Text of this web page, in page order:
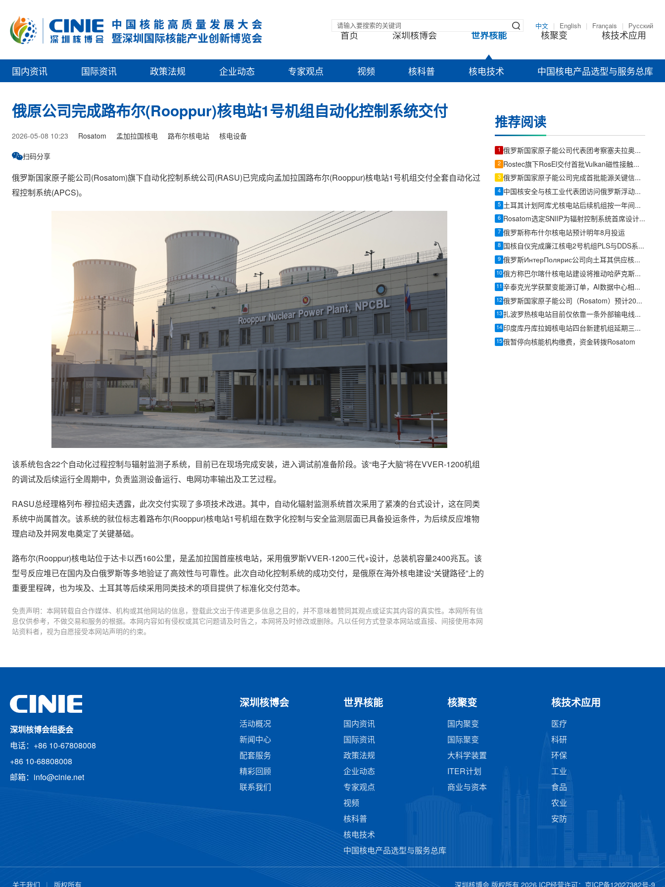
中文 English Français Русский
首页 深圳核博会 世界核能 核聚变 核技术应用
国内资讯 国际资讯 政策法规 企业动态 专家观点 视频 核科普 核电技术 中国核电产品选型与服务总库
俄原公司完成路布尔(Rooppur)核电站1号机组自动化控制系统交付
2026-05-08 10:23 Rosatom 孟加拉国核电 路布尔核电站 核电设备
扫码分享
俄罗斯国家原子能公司(Rosatom)旗下自动化控制系统公司(RASU)已完成向孟加拉国路布尔(Rooppur)核电站1号机组交付全套自动化过
程控制系统(APCS)。
该系统包含22个自动化过程控制与辐射监测子系统，目前已在现场完成安装，进入调试前准备阶段。该“电子大脑”将在VVER-1200机组
的调试及后续运行全周期中，负责监测设备运行、电网功率输出及工艺过程。
RASU总经理格列布·穆拉绍夫透露，此次交付实现了多项技术改进。其中，自动化辐射监测系统首次采用了紧凑的台式设计，这在同类
系统中尚属首次。该系统的就位标志着路布尔(Rooppur)核电站1号机组在数字化控制与安全监测层面已具备投运条件，为后续反应堆物
理启动及并网发电奠定了关键基础。
路布尔(Rooppur)核电站位于达卡以西160公里，是孟加拉国首座核电站，采用俄罗斯VVER-1200三代+设计，总装机容量2400兆瓦。该
型号反应堆已在国内及白俄罗斯等多地验证了高效性与可靠性。此次自动化控制系统的成功交付，是俄原在海外核电建设“关键路径”上的
重要里程碑，也为埃及、土耳其等后续采用同类技术的项目提供了标准化交付范本。
免责声明：本网转载自合作媒体、机构或其他网站的信息，登载此文出于传递更多信息之目的，并不意味着赞同其观点或证实其内容的真实性。本网所有信
息仅供参考，不做交易和服务的根据。本网内容如有侵权或其它问题请及时告之，本网将及时修改或删除。凡以任何方式登录本网站或直接、间接使用本网
站资料者，视为自愿接受本网站声明的约束。
推荐阅读
1 俄罗斯国家原子能公司代表团考察塞夫拉奥放射性废物管理设施
2 Rostec旗下RosEl交付首批Vulkan磁性接触传感器
3 俄罗斯国家原子能公司完成首批能源关键信息基础设施产品认证
4 中国核安全与核工业代表团访问俄罗斯浮动核热电站
5 土耳其计划阿库尤核电站后续机组按一年间隔投产
6 Rosatom选定SNIIP为辐射控制系统首席设计机构，统管核设施放射仪表标准化与进口替代保障
7 俄罗斯称布什尔核电站预计明年8月投运
8 国核自仪完成廉江核电2号机组PLS与DDS系统首批机柜发运
9 俄罗斯ИнтерПолярис公司向土耳其供应核电站球形阀
10 俄方称巴尔喀什核电站建设将推动哈萨克斯坦核能产业发展
11 辛泰克光学获聚变能源订单，AI数据中心相关订单总额超400万美元
12 俄罗斯国家原子能公司（Rosatom）预计2026年营收达432亿美元
13 扎波罗热核电站目前仅依靠一条外部输电线路供电
14 印度库丹库拉姆核电站四台新建机组延期三年，造价上涨55%至144亿美元
15 俄暂停向核能机构缴费，资金转拨Rosatom
深圳核博会组委会
电话：+86 10-67808008
+86 10-68808008
邮箱：info@cinie.net
深圳核博会
活动概况
新闻中心
配套服务
精彩回顾
联系我们
世界核能
国内资讯
国际资讯
政策法规
企业动态
专家观点
视频
核科普
核电技术
中国核电产品选型与服务总库
核聚变
国内聚变
国际聚变
大科学装置
ITER计划
商业与资本
核技术应用
医疗
科研
环保
工业
食品
农业
安防